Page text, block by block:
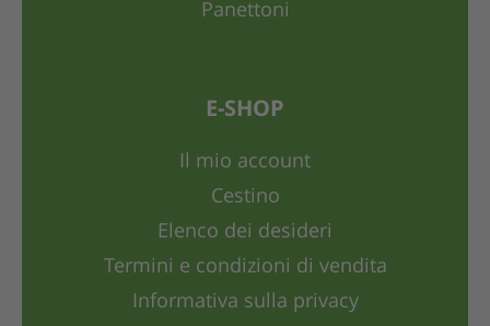
Panettoni
E-SHOP
Il mio account
Cestino
Elenco dei desideri
Termini e condizioni di vendita
Informativa sulla privacy